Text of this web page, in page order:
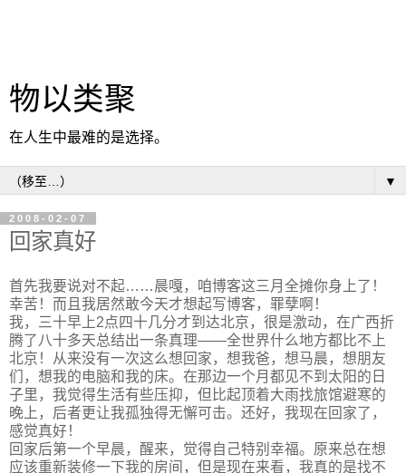
物以类聚
在人生中最难的是选择。
▼
2008-02-07
回家真好
首先我要说对不起……晨嘎，咱博客这三月全摊你身上了！
幸苦！而且我居然敢今天才想起写博客，罪孽啊！
我，三十早上2点四十几分才到达北京，很是激动，在广西折
腾了八十多天总结出一条真理——全世界什么地方都比不上
北京！从来没有一次这么想回家，想我爸，想马晨，想朋友
们，想我的电脑和我的床。在那边一个月都见不到太阳的日
子里，我觉得生活有些压抑，但比起顶着大雨找旅馆避寒的
晚上，后者更让我孤独得无懈可击。还好，我现在回家了，
感觉真好！
回家后第一个早晨，醒来，觉得自己特别幸福。原来总在想
应该重新装修一下我的房间，但是现在来看，我真的是找不